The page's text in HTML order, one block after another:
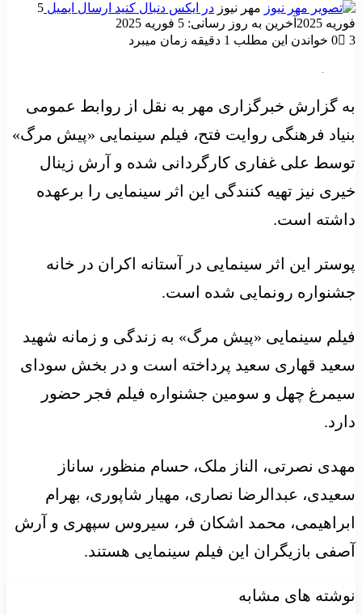
مهر نیوز در ایکس دنبال کنید ارسال ایمیل 5
فوریه 2025
آخرین به روز رسانی: 5 فوریه 2025
0
3 خواندن این مطلب 1 دقیقه زمان میبرد
به گزارش خبرگزاری مهر به نقل از روابط عمومی
بنیاد فرهنگی روایت فتح، فیلم سینمایی «پیش مرگ»
توسط علی غفاری کارگردانی شده و آرش زینال
خیری نیز تهیه کنندگی این اثر سینمایی را برعهده
داشته است.
پوستر این اثر سینمایی در آستانه اکران در خانه
جشنواره رونمایی شده است.
فیلم سینمایی «پیش مرگ» به زندگی و زمانه شهید
سعید قهاری سعید پرداخته است و در بخش سودای
سیمرغ چهل و سومین جشنواره فیلم فجر حضور
دارد.
مهدی نصرتی، الناز ملک، حسام منظور، ساناز
سعیدی، عبدالرضا نصاری، مهیار شاپوری، بهرام
ابراهیمی، محمد اشکان فر، سیروس سپهری و آرش
آصفی بازیگران این فیلم سینمایی هستند.
نوشته های مشابه